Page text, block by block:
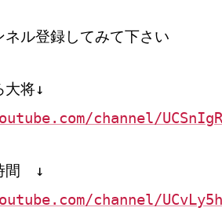
ル登録してみて下さい
大将↓
channel/
間 ↓
channel/